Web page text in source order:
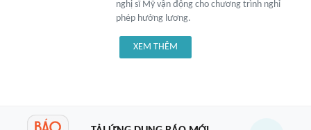
nghị sĩ Mỹ vận động cho chương trình nghỉ
phép hưởng lương.
XEM THÊM